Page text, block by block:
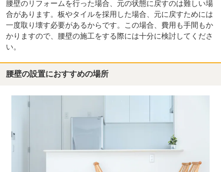
腰壁のリフォームを行った場合、元の状態に戻すのは難しい場
合があります。板やタイルを採用した場合、元に戻すためには
一度取り壊す必要があるからです。この場合、費用も手間もか
かりますので、腰壁の施工をする際には十分に検討してくださ
い。
腰壁の設置におすすめの場所